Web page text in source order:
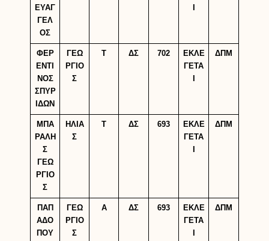
ΕΥΑΓ
ΓΕΛ
ΟΣ
ΦΕΡ
ΕΝΤΙ
ΝΟΣ
ΣΠΥΡ
ΙΔΩΝ
ΓΕΩ
ΡΓΙΟ
Σ
Τ ΔΣ 702
ΕΚΛΕ
ΓΕΤΑ
ΔΠΜ
ΜΠΑ
ΡΑΛΗ
Σ
ΓΕΩ
ΡΓΙΟ
Σ
ΗΛΙΑ
Σ
Τ ΔΣ 693
ΕΚΛΕ
ΓΕΤΑ
ΔΠΜ
ΠΑΠ
ΑΔΟ
ΠΟΥ
ΓΕΩ
ΡΓΙΟ
Σ
Α ΔΣ 693
ΕΚΛΕ
ΓΕΤΑ
ΔΠΜ